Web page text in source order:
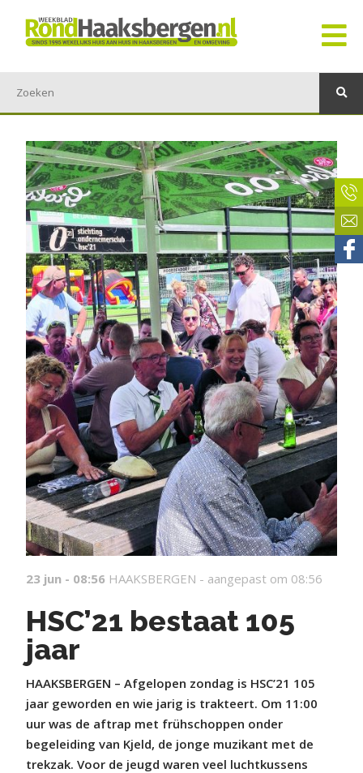
23 jun - 08:56 HAAKSBERGEN - aangepast om 08:56
HSC’21 bestaat 105
jaar
HAAKSBERGEN – Afgelopen zondag is HSC’21 105
jaar geworden en wie jarig is trakteert. Om 11:00
uur was de aftrap met frühschoppen onder
begeleiding van Kjeld, de jonge muzikant met de
trekzak. Voor de jeugd waren veel luchtkussens